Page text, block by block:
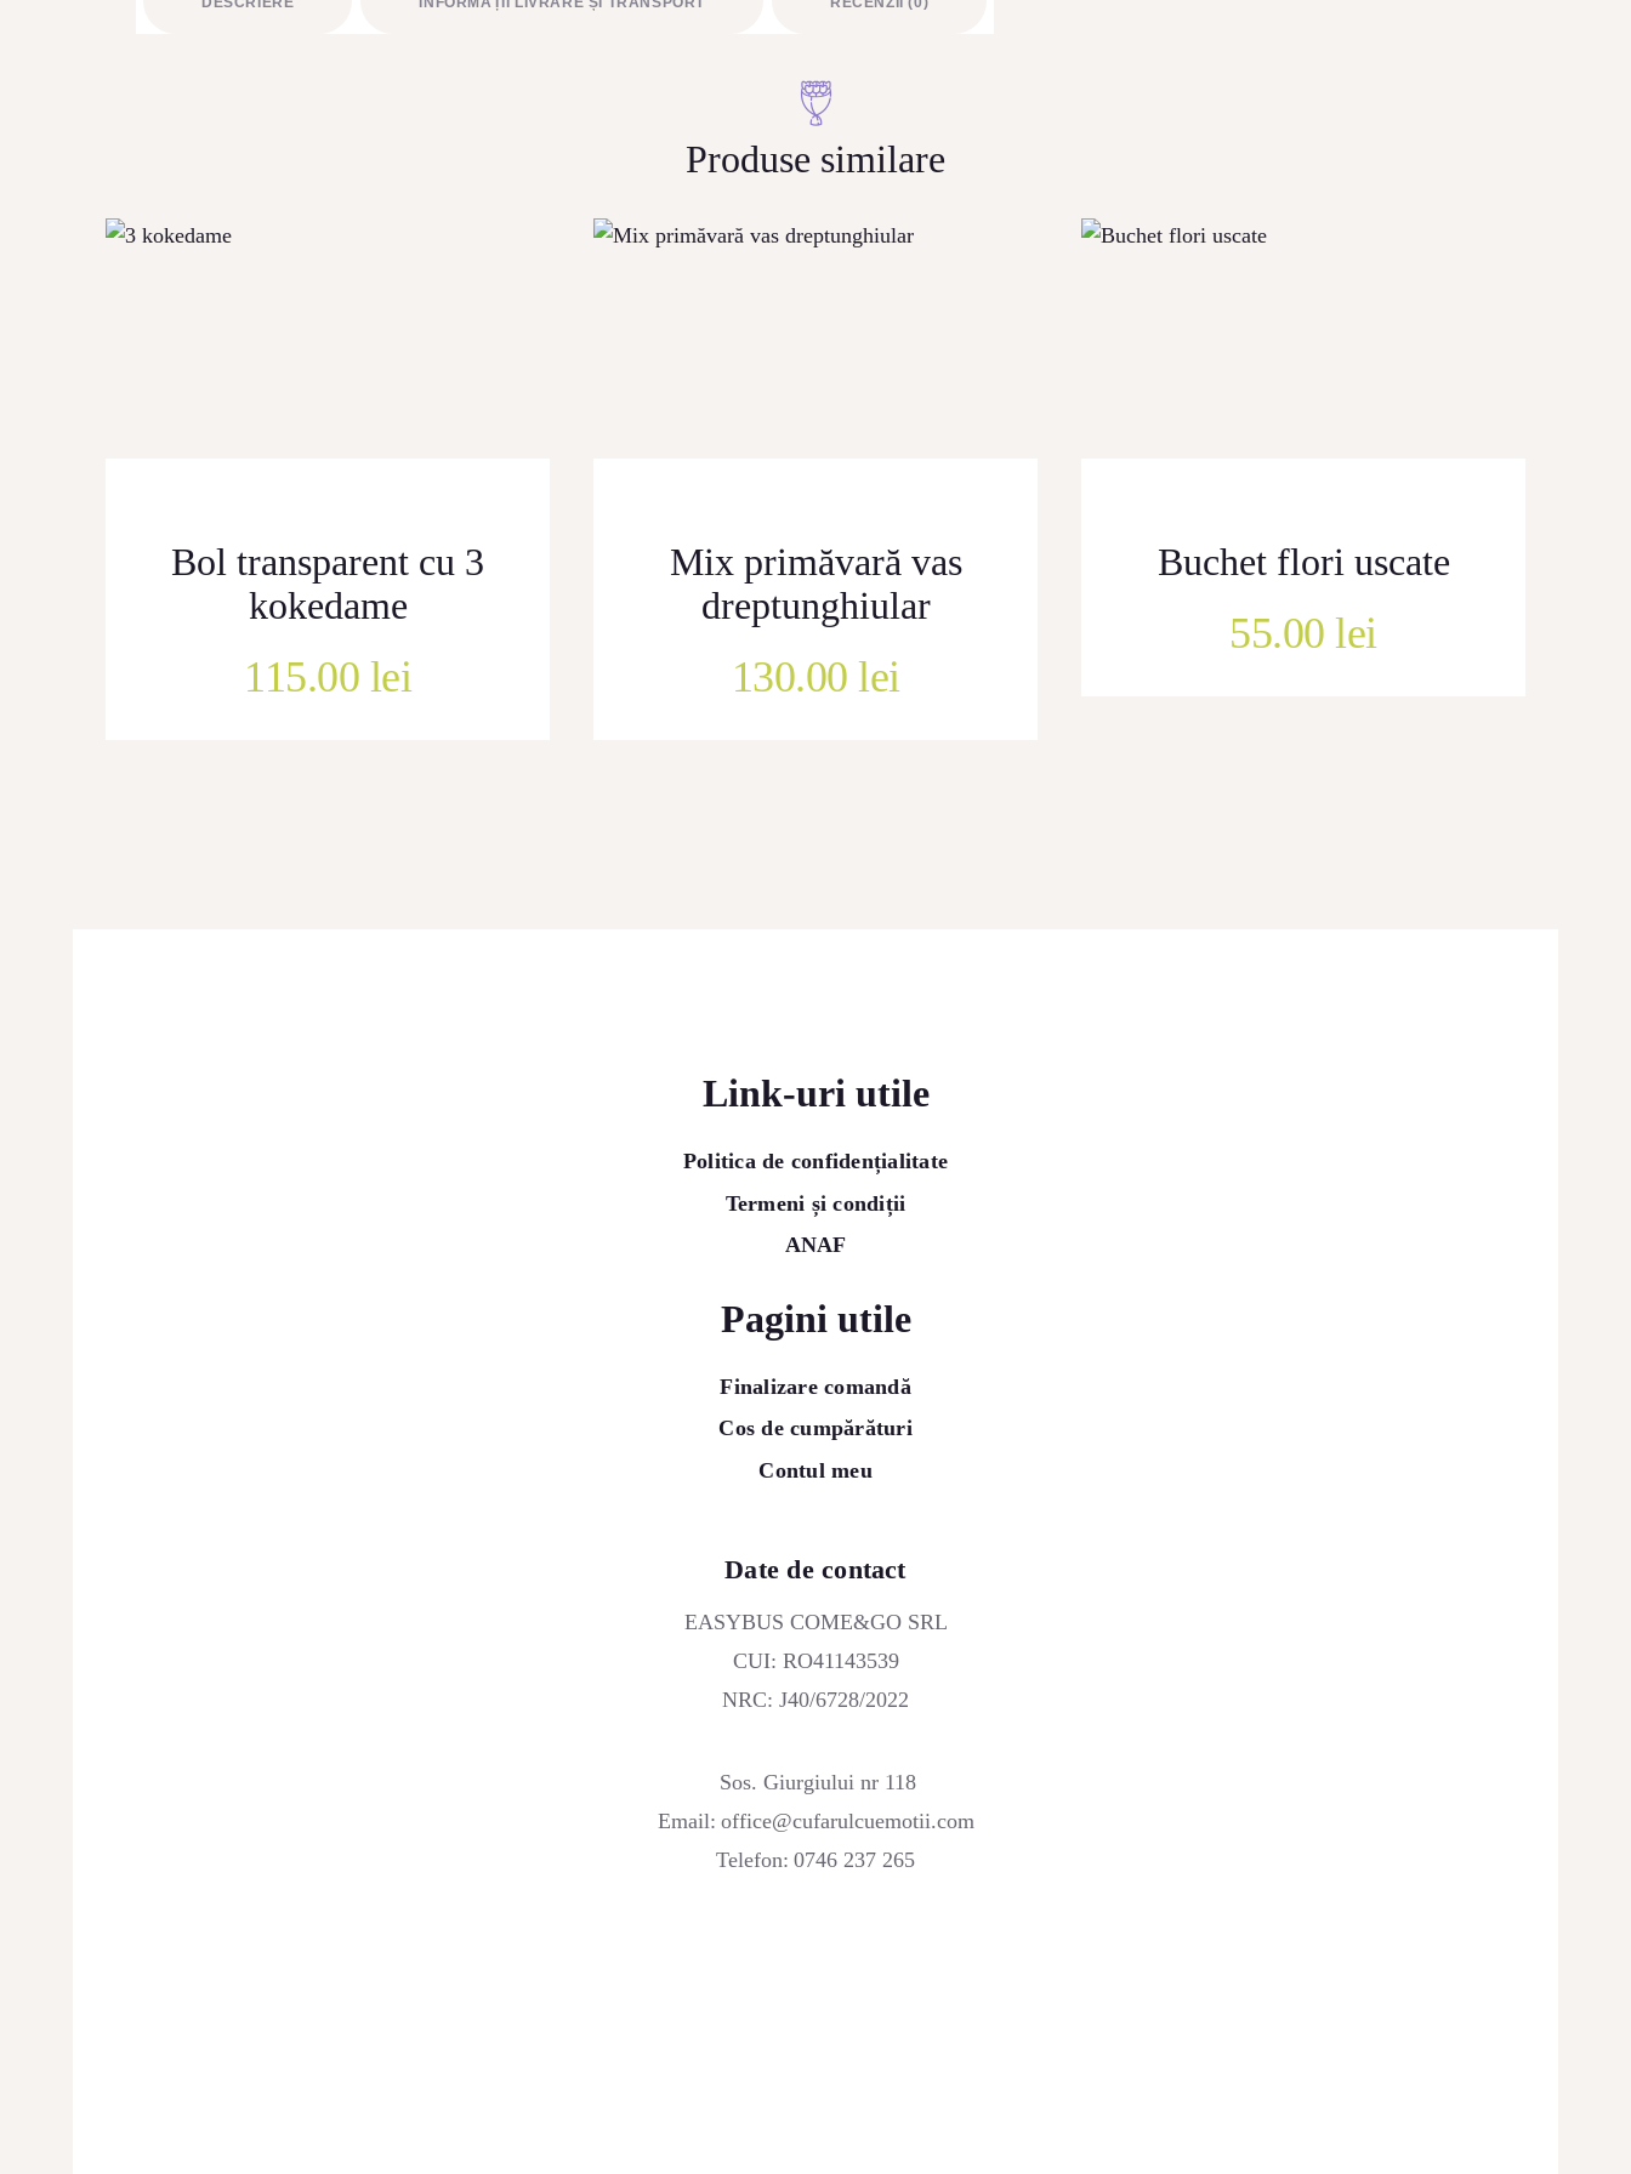
Produse similare
Bol transparent cu 3
kokedame
115.00 lei
Mix primăvară vas
dreptunghiular
130.00 lei
Buchet flori uscate
55.00lei
Link-uri utile
Politica de confidențialitate
Termeni și condiții
ANAF
Pagini utile
Finalizare comandă
Cos de cumpărături
Contul meu
Date de contact
EASYBUS COME&GO SRL
CUI: RO41143539
NRC: J40/6728/2022
Sos. Giurgiului nr 118
Email: office@cufarulcuemotii.com
Telefon: 0746 237 265